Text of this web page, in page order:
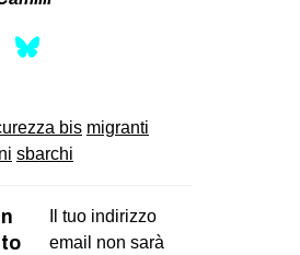
Facebook
bis migranti
sbarchi
Il tuo indirizzo
email non sarà